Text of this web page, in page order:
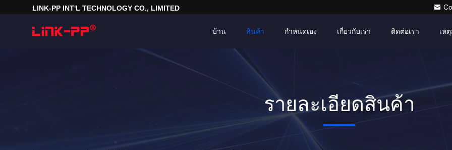
LINK-PP INT'L TECHNOLOGY CO., LIMITED
บ้าน สินค้า เกี่ยวกับเรา ติดต่อเรา เห
กำหนดเอง
รายละเอียดสินค้า